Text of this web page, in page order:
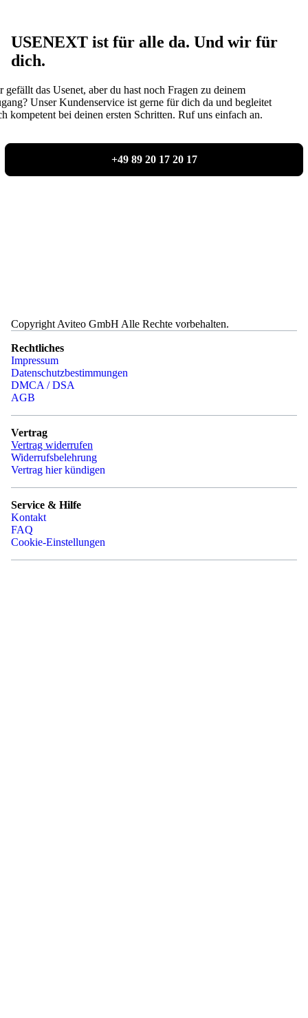
USENEXT ist für alle da. Und wir für
dich.
gefällt das Usenet, aber du hast noch Fragen zu deinem
Unser Kundenservice ist gerne für dich da und begleitet
kompetent bei deinen ersten Schritten. Ruf uns einfach an.
+49 89 20 17 20 17
Copyright Aviteo GmbH Alle Rechte vorbehalten.
Rechtliches
Impressum
Datenschutzbestimmungen
DMCA / DSA
AGB
Vertrag
Vertrag widerrufen
Widerrufsbelehrung
Vertrag hier kündigen
Service & Hilfe
Kontakt
FAQ
Cookie-Einstellungen